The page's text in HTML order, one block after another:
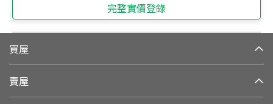
完整實價登錄
買屋
賣屋